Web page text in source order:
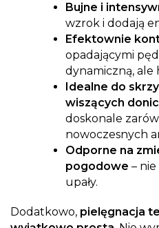
Bujne i
wzrok i dodają
Efektownie
opadającymi
dynamiczną, ale
Idealne do
wiszących donic
doskonale
nowoczesnych
Odporne na
pogodowe –
upały.
Dodatkowo, pielęgnacja